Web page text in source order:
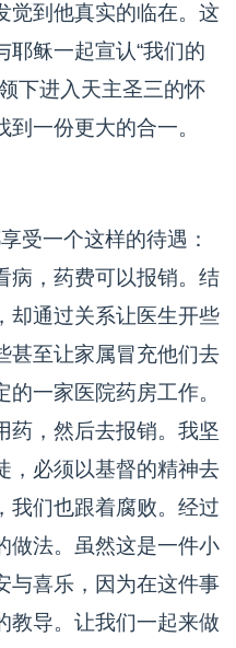
觉到他真实的临在。这
耶稣一起宣认“我们的
下进入天主圣三的怀
一份更大的合一。
受一个这样的待遇：
病，药费可以报销。结
却通过关系让医生开些
甚至让家属冒充他们去
一家医院药房工作。
药，然后去报销。我坚
，必须以基督的精神去
我们也跟着腐败。经过
做法。虽然这是一件小
与喜乐，因为在这件事
教导。让我们一起来做